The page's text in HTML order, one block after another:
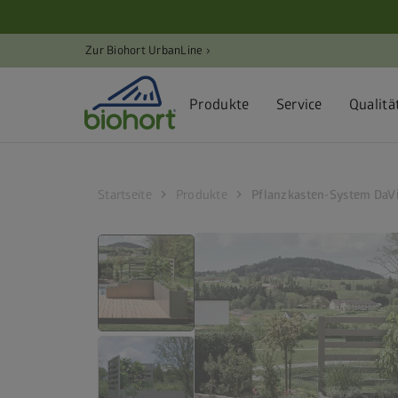
Zur Biohort UrbanLine ›
Produkte Service
Startseite chevron_right Produkte chevron_right Pflanzkasten-System